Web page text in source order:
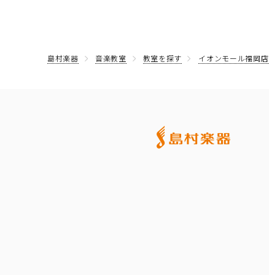
島村楽器 音楽教室 教室を探す イオンモール福岡店